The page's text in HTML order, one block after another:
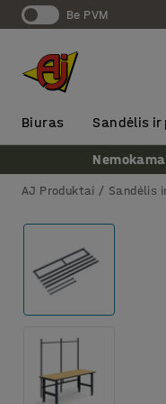
Be PVM
Biuras Sandėlis ir
AJ Produktai Sandėlis